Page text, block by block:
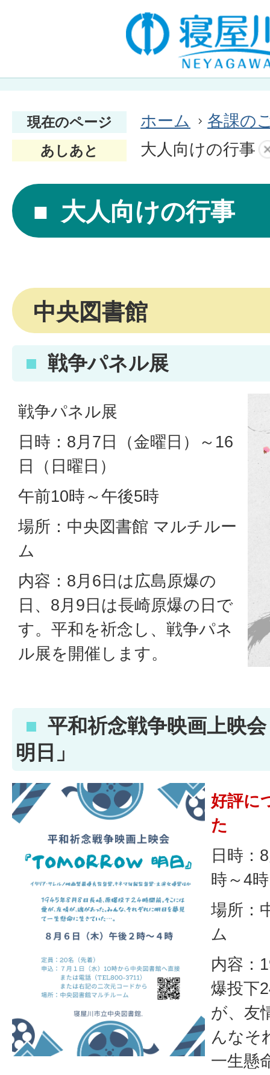
現在のページ ホーム 各課の
あしあと 大人向けの行事
大人向けの行事
中央図書館
戦争パネル展
戦争パネル展
日時：8月7日（金曜日）～16
日（日曜日）
午前10時～午後5時
場所：中央図書館 マルチルー
ム
内容：8月6日は広島原爆の
日、8月9日は長崎原爆の日で
す。平和を祈念し、戦争パネ
ル展を開催します。
平和祈念戦争映画上映
明日」
好評に
た
日時：
時～4時
場所：
ム
内容：
爆投下
が、友
んなそ
一生懸